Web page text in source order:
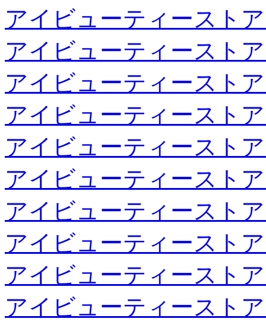
アイビューティースト
アイビューティースト
アイビューティースト
アイビューティースト
アイビューティースト
アイビューティースト
アイビューティースト
アイビューティースト
アイビューティースト
アイビューティースト